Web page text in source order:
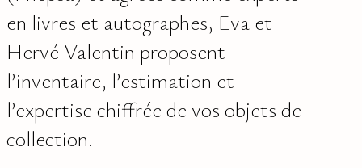
en livres et autographes, Eva et
Hervé Valentin proposent
l’inventaire, l’estimation et
l’expertise chiffrée de vos objets de
collection.